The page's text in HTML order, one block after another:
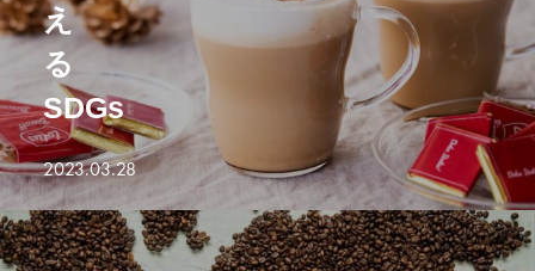
え
る
SDGs
2023.03.28